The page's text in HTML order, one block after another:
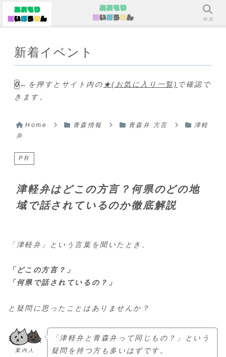
新着イベント
0 ←を押すとサイト内の ★(お気に入り一覧) で確認で
きます。
Home 青森情報 青森弁 方言
津軽
弁
PR
津軽弁はどこの方言？何県のどの地
域で話されているのか徹底解説
「津軽弁」という言葉を聞いたとき、
「どこの方言？」
「何県で話されているの？」
と疑問に思ったことはありませんか？
案内人
「津軽弁と青森弁って同じもの？」という
疑問を持つ方も多いはずです。
メニュー 検索